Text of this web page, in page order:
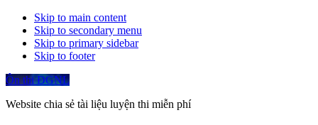
Skip to main content
Skip to secondary menu
Skip to primary sidebar
Skip to footer
Ôn thi ĐGNL
Website chia sẻ tài liệu luyện thi miễn phí